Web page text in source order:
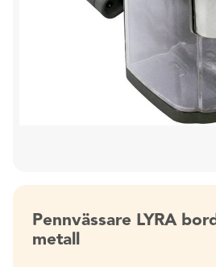
Pennvässare LYRA
metall